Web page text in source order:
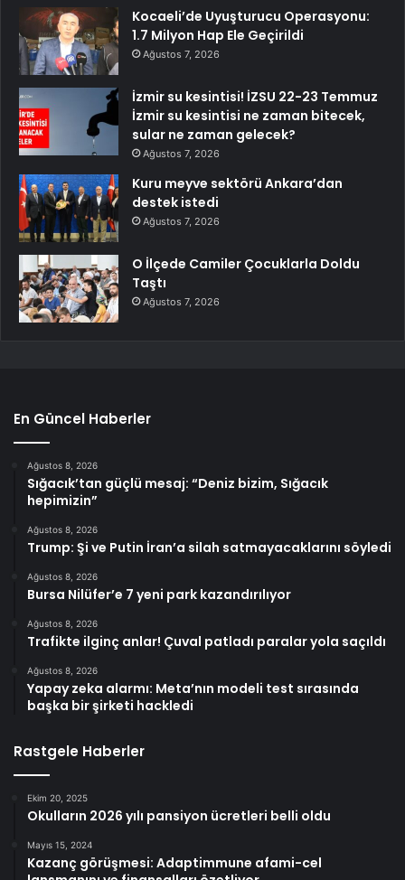
Kocaeli’de Uyuşturucu Operasyonu:
1.7 Milyon Hap Ele Geçirildi
Ağustos 7, 2026
İzmir su kesintisi! İZSU 22-23 Temmuz
İzmir su kesintisi ne zaman bitecek,
sular ne zaman gelecek?
Ağustos 7, 2026
Kuru meyve sektörü Ankara’dan
destek istedi
Ağustos 7, 2026
O İlçede Camiler Çocuklarla Doldu
Taştı
Ağustos 7, 2026
En Güncel Haberler
Ağustos 8, 2026
Sığacık’tan güçlü mesaj: “Deniz bizim, Sığacık
hepimizin”
Ağustos 8, 2026
Trump: Şi ve Putin İran’a silah satmayacaklarını söyledi
Ağustos 8, 2026
Bursa Nilüfer’e 7 yeni park kazandırılıyor
Ağustos 8, 2026
Trafikte ilginç anlar! Çuval patladı paralar yola saçıldı
Ağustos 8, 2026
Yapay zeka alarmı: Meta’nın modeli test sırasında
başka bir şirketi hackledi
Rastgele Haberler
Ekim 20, 2025
Okulların 2026 yılı pansiyon ücretleri belli oldu
Mayıs 15, 2024
Kazanç görüşmesi: Adaptimmune afami-cel